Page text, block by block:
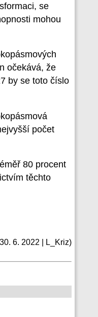
se
mohou
očekává, že
by se toto číslo
počet
80 procent
těchto
6. 2022 | L_Kriz)